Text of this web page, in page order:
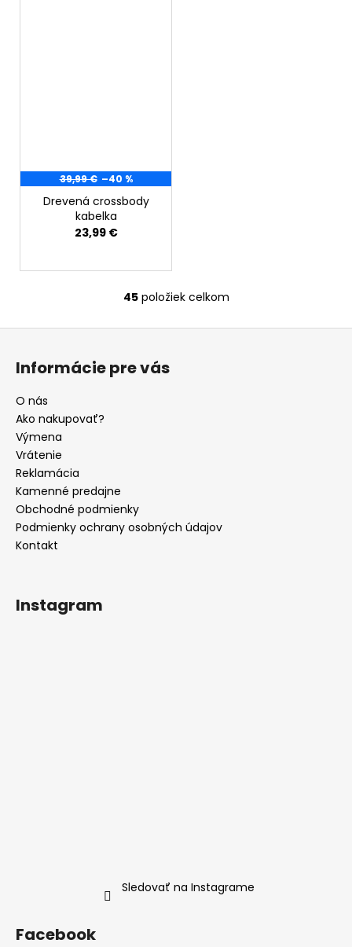
39,99 € –40 %
Drevená crossbody
kabelka
23,99 €
O
v
y
45položiek celkom
Informácie pre vás
O nás
Ako nakupovať?
Výmena
Vrátenie
Reklamácia
Kamenné predajne
Obchodné podmienky
Podmienky ochrany osobných údajov
Kontakt
Instagram
Sledovať na Instagrame
Facebook